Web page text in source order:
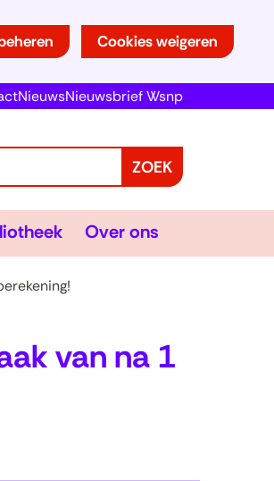
Cookies weigeren
NieuwsNieuwsbrief Wsnp
ZOEK
Bibliotheek
Uitklappen
Over ons
van na 1